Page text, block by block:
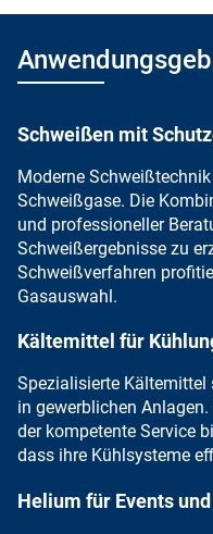
Schweißen mit
Moderne Schweißtechnik
Schweißgase. Die
und professioneller
Schweißergebnisse zu
Schweißverfahren
Gasauswahl.
Kältemittel für
Spezialisierte Kältemittel
in gewerblichen
der kompetente Service
dass ihre Kühlsysteme
Helium für Events